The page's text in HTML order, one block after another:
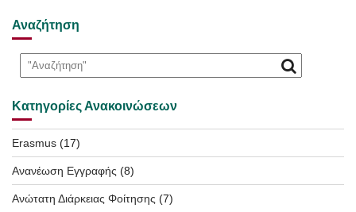
Αναζήτηση
Κατηγορίες Ανακοινώσεων
Erasmus (17)
Ανανέωση Εγγραφής (8)
Ανώτατη Διάρκειας Φοίτησης (7)